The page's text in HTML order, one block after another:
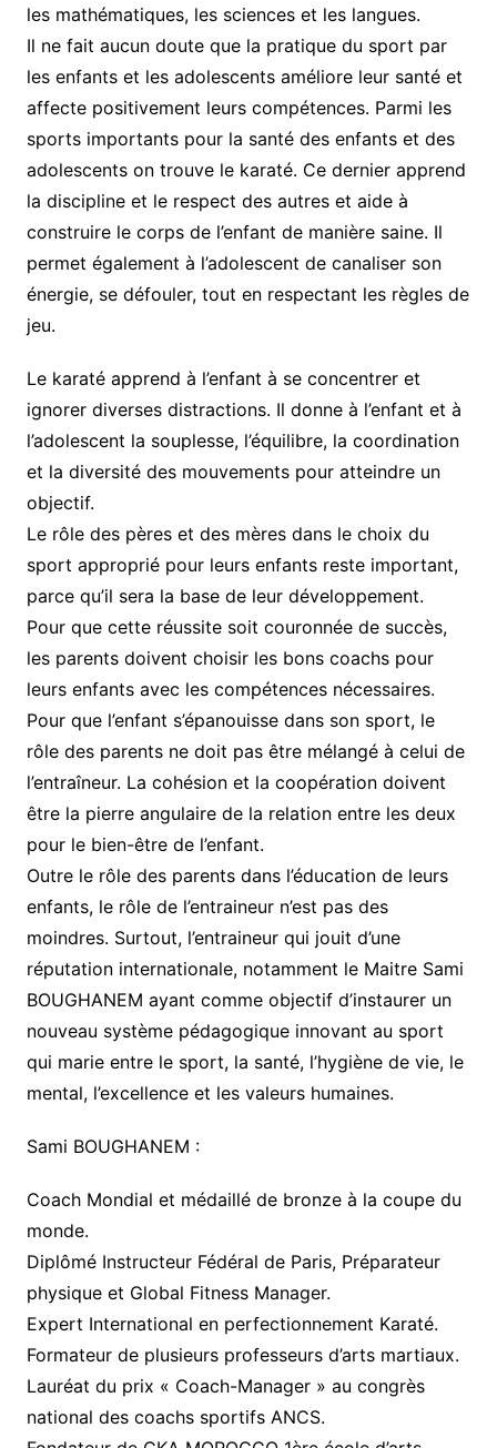
les mathématiques, les sciences et les langues.
Il ne fait aucun doute que la pratique du sport par
les enfants et les adolescents améliore leur santé et
affecte positivement leurs compétences. Parmi les
sports importants pour la santé des enfants et des
adolescents on trouve le karaté. Ce dernier apprend
la discipline et le respect des autres et aide à
construire le corps de l’enfant de manière saine. Il
permet également à l’adolescent de canaliser son
énergie, se défouler, tout en respectant les règles de
jeu.
Le karaté apprend à l’enfant à se concentrer et
ignorer diverses distractions. Il donne à l’enfant et à
l’adolescent la souplesse, l’équilibre, la coordination
et la diversité des mouvements pour atteindre un
objectif.
Le rôle des pères et des mères dans le choix du
sport approprié pour leurs enfants reste important,
parce qu’il sera la base de leur développement.
Pour que cette réussite soit couronnée de succès,
les parents doivent choisir les bons coachs pour
leurs enfants avec les compétences nécessaires.
Pour que l’enfant s’épanouisse dans son sport, le
rôle des parents ne doit pas être mélangé à celui de
l’entraîneur. La cohésion et la coopération doivent
être la pierre angulaire de la relation entre les deux
pour le bien-être de l’enfant.
Outre le rôle des parents dans l’éducation de leurs
enfants, le rôle de l’entraineur n’est pas des
moindres. Surtout, l’entraineur qui jouit d’une
réputation internationale, notamment le Maitre Sami
BOUGHANEM ayant comme objectif d’instaurer un
nouveau système pédagogique innovant au sport
qui marie entre le sport, la santé, l’hygiène de vie, le
mental, l’excellence et les valeurs humaines.
Sami BOUGHANEM :
Coach Mondial et médaillé de bronze à la coupe du
monde.
Diplômé Instructeur Fédéral de Paris, Préparateur
physique et Global Fitness Manager.
Expert International en perfectionnement Karaté.
Formateur de plusieurs professeurs d’arts martiaux.
Lauréat du prix « Coach-Manager » au congrès
national des coachs sportifs ANCS.